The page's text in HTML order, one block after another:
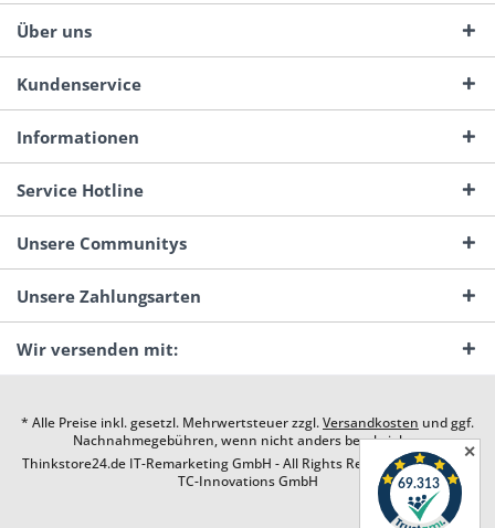
Über uns
Kundenservice
Informationen
Service Hotline
Unsere Communitys
Unsere Zahlungsarten
Wir versenden mit:
* Alle Preise inkl. gesetzl. Mehrwertsteuer zzgl.Versandkosten und ggf.
Nachnahmegebühren, wenn nicht anders beschrieben
Thinkstore24.de IT-Remarketing GmbH - All Rights Reserved. Design by
TC-Innovations GmbH
✕